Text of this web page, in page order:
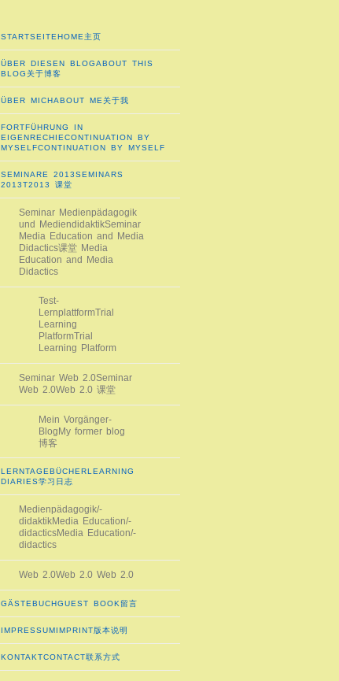
STARTSEITEHOME 主页
ÜBER DIESEN BLOGABOUT THIS
BLOG 关于博客
ÜBER MICHABOUT ME 关于我
FORTFÜHRUNG IN
EIGENRECHIECONTINUATION BY
MYSELFCONTINUATION BY MYSELF
SEMINARE 2013SEMINARS
2013T2013 课堂
Seminar Medienpädagogik
und MediendidaktikSeminar
Media Education and Media
Didactics课堂 Media
Education and Media
Didactics
Test-
LernplattformTrial
Learning
PlatformTrial
Learning Platform
Seminar Web 2.0Seminar
Web 2.0Web 2.0 课堂
Mein Vorgänger-
BlogMy former blog
博客
LERNTAGEBÜCHERLEARNING
DIARIES学习日志
Medienpädagogik/-
didaktikMedia Education/-
didacticsMedia Education/-
didactics
Web 2.0Web 2.0 Web 2.0
GÄSTEBUCHGUEST BOOK留言
IMPRESSUMIMPRINT版本说明
KONTAKTCONTACT联系方式